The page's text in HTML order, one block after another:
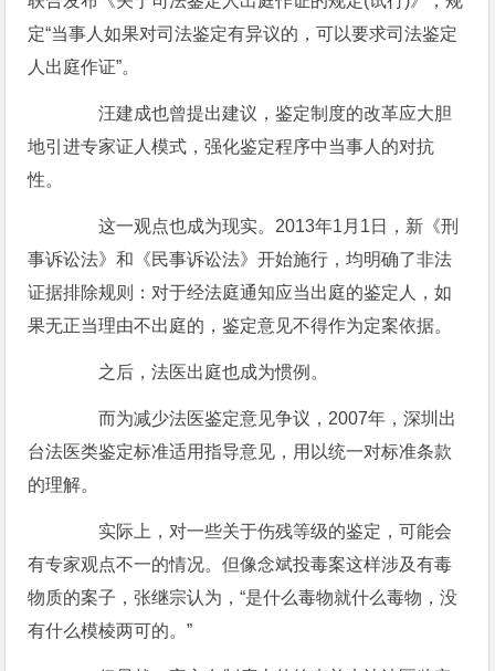
定“当事人如果对司法鉴定有异议的，可以要求司法鉴定
人出庭作证”。
汪建成也曾提出建议，鉴定制度的改革应大胆
地引进专家证人模式，强化鉴定程序中当事人的对抗
性。
这一观点也成为现实。2013年1月1日，新《刑
事诉讼法》和《民事诉讼法》开始施行，均明确了非法
证据排除规则：对于经法庭通知应当出庭的鉴定人，如
果无正当理由不出庭的，鉴定意见不得作为定案依据。
之后，法医出庭也成为惯例。
而为减少法医鉴定意见争议，2007年，深圳出
台法医类鉴定标准适用指导意见，用以统一对标准条款
的理解。
实际上，对一些关于伤残等级的鉴定，可能会
有专家观点不一的情况。但像念斌投毒案这样涉及有毒
物质的案子，张继宗认为，“是什么毒物就什么毒物，没
有什么模棱两可的。”